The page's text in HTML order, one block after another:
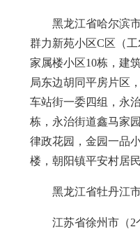
黑龙江省哈尔滨
群力新苑小区C区（
家属楼小区10栋，建
局东边胡同平房片区
车站街一委四组，永
栋，永治街道鑫马家
律政花园，金园一品
楼，朝阳镇平安村居民
黑龙江省牡丹江
江苏省徐州市（2